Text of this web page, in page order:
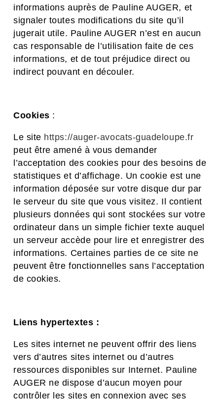
informations auprès de Pauline AUGER, et
signaler toutes modifications du site qu’il
jugerait utile. Pauline AUGER n’est en aucun
cas responsable de l’utilisation faite de ces
informations, et de tout préjudice direct ou
indirect pouvant en découler.
Cookies :
Le site https://auger-avocats-guadeloupe.fr
peut être amené à vous demander
l’acceptation des cookies pour des besoins de
statistiques et d’affichage. Un cookie est une
information déposée sur votre disque dur par
le serveur du site que vous visitez. Il contient
plusieurs données qui sont stockées sur votre
ordinateur dans un simple fichier texte auquel
un serveur accède pour lire et enregistrer des
informations. Certaines parties de ce site ne
peuvent être fonctionnelles sans l’acceptation
de cookies.
Liens hypertextes :
Les sites internet ne peuvent offrir des liens
vers d’autres sites internet ou d’autres
ressources disponibles sur Internet. Pauline
AUGER ne dispose d’aucun moyen pour
contrôler les sites en connexion avec ses